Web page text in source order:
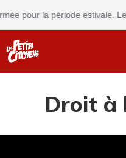
pour la période estivale. Les
Droit à